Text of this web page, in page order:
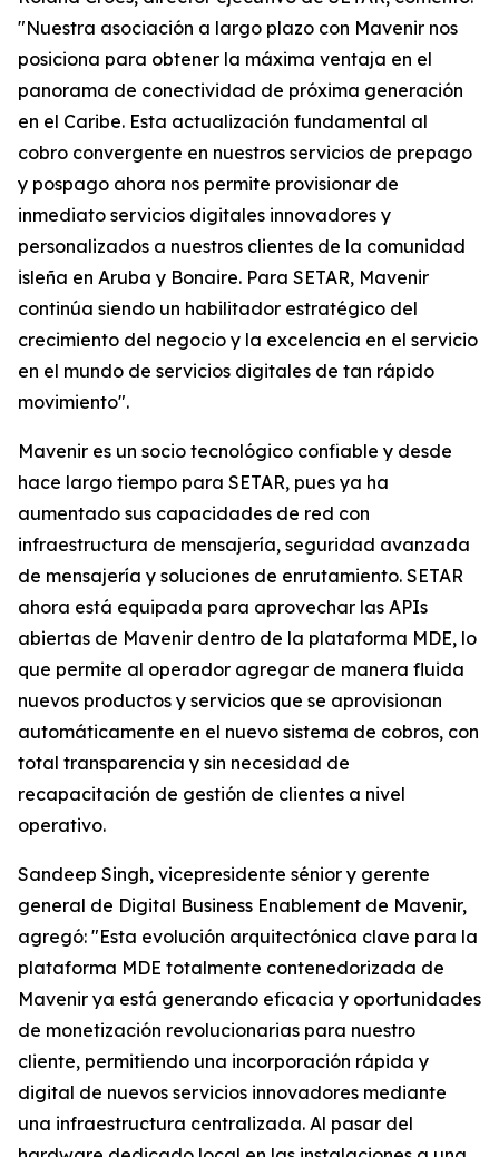
"Nuestra asociación a largo plazo con Mavenir nos
posiciona para obtener la máxima ventaja en el
panorama de conectividad de próxima generación
en el Caribe. Esta actualización fundamental al
cobro convergente en nuestros servicios de prepago
y pospago ahora nos permite provisionar de
inmediato servicios digitales innovadores y
personalizados a nuestros clientes de la comunidad
isleña en Aruba y Bonaire. Para SETAR, Mavenir
continúa siendo un habilitador estratégico del
crecimiento del negocio y la excelencia en el servicio
en el mundo de servicios digitales de tan rápido
movimiento".
Mavenir es un socio tecnológico confiable y desde
hace largo tiempo para SETAR, pues ya ha
aumentado sus capacidades de red con
infraestructura de mensajería, seguridad avanzada
de mensajería y soluciones de enrutamiento. SETAR
ahora está equipada para aprovechar las APIs
abiertas de Mavenir dentro de la plataforma MDE, lo
que permite al operador agregar de manera fluida
nuevos productos y servicios que se aprovisionan
automáticamente en el nuevo sistema de cobros, con
total transparencia y sin necesidad de
recapacitación de gestión de clientes a nivel
operativo.
Sandeep Singh, vicepresidente sénior y gerente
general de Digital Business Enablement de Mavenir,
agregó: "Esta evolución arquitectónica clave para la
plataforma MDE totalmente contenedorizada de
Mavenir ya está generando eficacia y oportunidades
de monetización revolucionarias para nuestro
cliente, permitiendo una incorporación rápida y
digital de nuevos servicios innovadores mediante
una infraestructura centralizada. Al pasar del